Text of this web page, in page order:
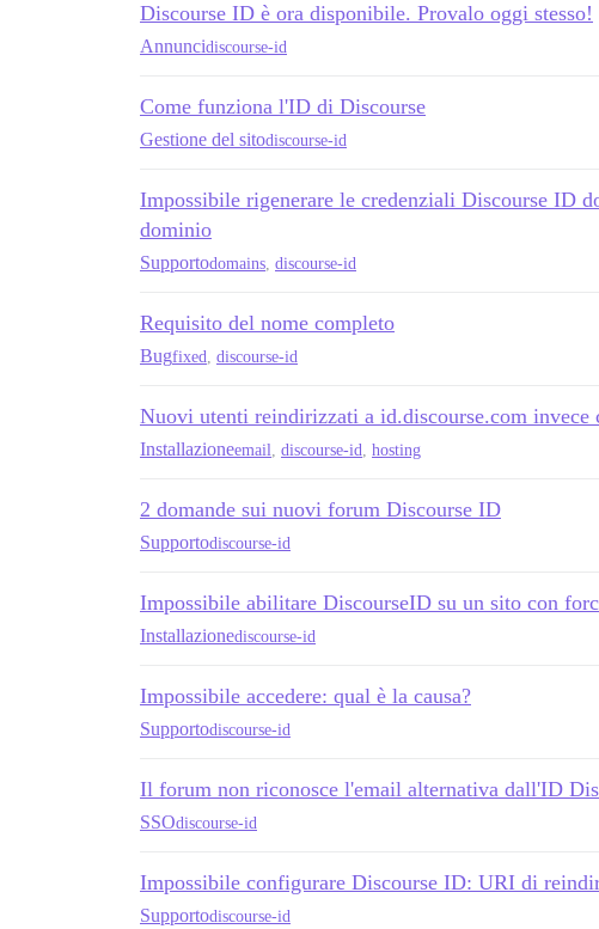
Discourse ID è ora disponibile. Provalo oggi stesso!
Annuncidiscourse-id
Come funziona l'ID di Discourse
Gestione del sitodiscourse-id
Impossibile rigenerare le credenziali Discourse ID
dominio
Supportodomains discourse-id
Requisito del nome completo
Bugfixed discourse-id
Nuovi utenti reindirizzati a id.discourse.com invece
Installazioneemail discourse-id hosting
2 domande sui nuovi forum Discourse ID
Supportodiscourse-id
Impossibile abilitare DiscourseID su un sito con
Installazionediscourse-id
Impossibile accedere: qual è la causa?
Supportodiscourse-id
Il forum non riconosce l'email alternativa dall'ID
SSOdiscourse-id
Impossibile configurare Discourse ID: URI di
Supportodiscourse-id